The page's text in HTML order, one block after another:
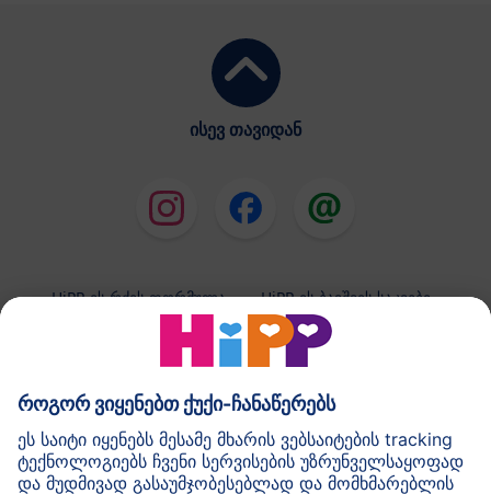
ისევ თავიდან
HiPP-ის რძის ფორმულა
HiPP-ის ბავშვის საკვები
HiPP-ის კანის მოვლის საშუალებები
კონფიდენციალობის პოლიტიკა და გამოყენების
ზოგადი პირობები
შტამპი
HiPP-ის შესახებ კონტაქტი